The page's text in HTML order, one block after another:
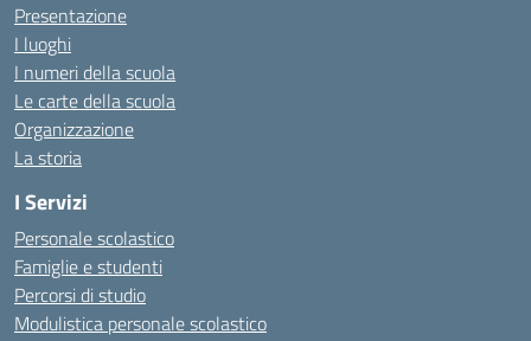
Presentazione
I luoghi
I numeri della scuola
Le carte della scuola
Organizzazione
La storia
I Servizi
Personale scolastico
Famiglie e studenti
Percorsi di studio
Modulistica personale scolastico